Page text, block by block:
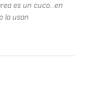
es un cuco...en
la usan